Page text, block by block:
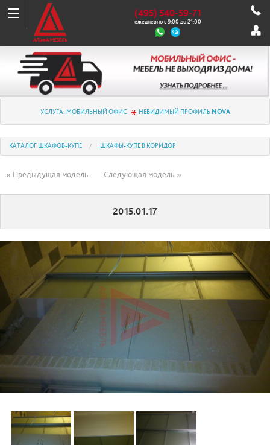
(495) 540-59-71
ежедневно с 9:00 до 21:00
УСЛУГА: МОБИЛЬНЫЙ ОФИС НЕВИДИМЫЙ ПРОФИЛЬ NOVA
КАТАЛОГ ШКАФОВ-КУПЕ ШКАФЫ-КУПЕ В КОРИДОР
« Предыдущая модель Следующая модель »
2015.01.17